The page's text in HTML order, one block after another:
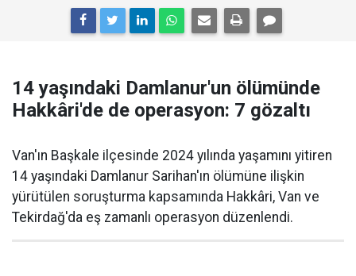
14 yaşındaki Damlanur'un ölümünde
Hakkâri'de de operasyon: 7 gözaltı
Van'ın Başkale ilçesinde 2024 yılında yaşamını yitiren
14 yaşındaki Damlanur Sarihan'ın ölümüne ilişkin
yürütülen soruşturma kapsamında Hakkâri, Van ve
Tekirdağ'da eş zamanlı operasyon düzenlendi.